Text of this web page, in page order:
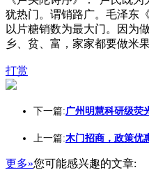
犹热门。谓销路广。毛泽东
以片糖销数为最大门。因为
乡、贫、富，家家都要做米
打赏
下一篇:广州明慧科研级荧
上一篇:木门招商，政策优
更多»您可能感兴趣的文章: